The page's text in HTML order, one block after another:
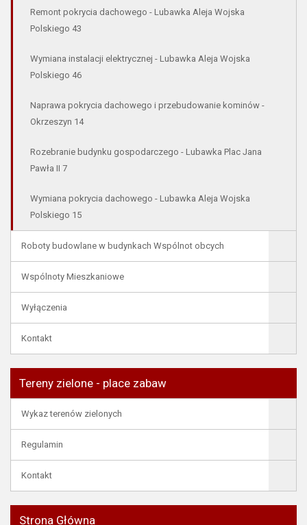
Remont pokrycia dachowego - Lubawka Aleja Wojska
Polskiego 43
Wymiana instalacji elektrycznej - Lubawka Aleja Wojska
Polskiego 46
Naprawa pokrycia dachowego i przebudowanie kominów -
Okrzeszyn 14
Rozebranie budynku gospodarczego - Lubawka Plac Jana
Pawła II 7
Wymiana pokrycia dachowego - Lubawka Aleja Wojska
Polskiego 15
Roboty budowlane w budynkach Wspólnot obcych
Wspólnoty Mieszkaniowe
Wyłączenia
Kontakt
Tereny zielone - place zabaw
Wykaz terenów zielonych
Regulamin
Kontakt
Strona Główna